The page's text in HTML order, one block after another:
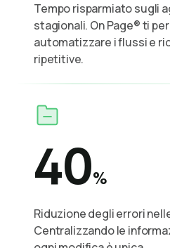
Tempo risparmiato sugli
stagionali. On Page® ti
automatizzare i flussi e
ripetitive.
40%
Riduzione degli errori
Centralizzando le